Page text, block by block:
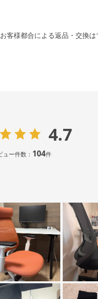
様都合による返品・交換は
4.7
ュー件数： 104件